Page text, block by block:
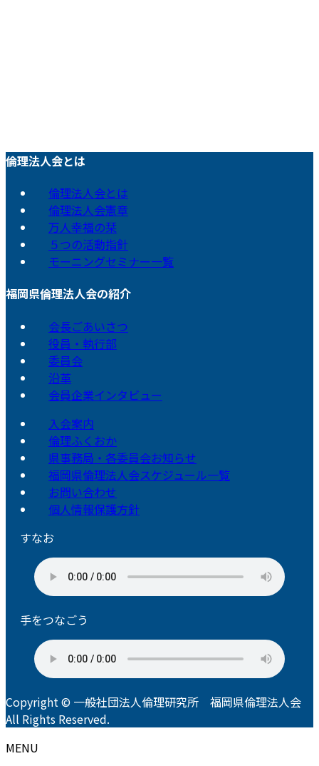
倫理法人会とは
倫理法人会とは
倫理法人会憲章
万人幸福の栞
５つの活動指針
モーニングセミナー一覧
福岡県倫理法人会の紹介
会長ごあいさつ
役員・執行部
委員会
沿革
会員企業インタビュー
入会案内
倫理ふくおか
県事務局・各委員会お知らせ
福岡県倫理法人会スケジュール一覧
お問い合わせ
個人情報保護方針
すなお
手をつなごう
Copyright © 一般社団法人倫理研究所 福岡県倫理法人会
All Rights Reserved.
MENU